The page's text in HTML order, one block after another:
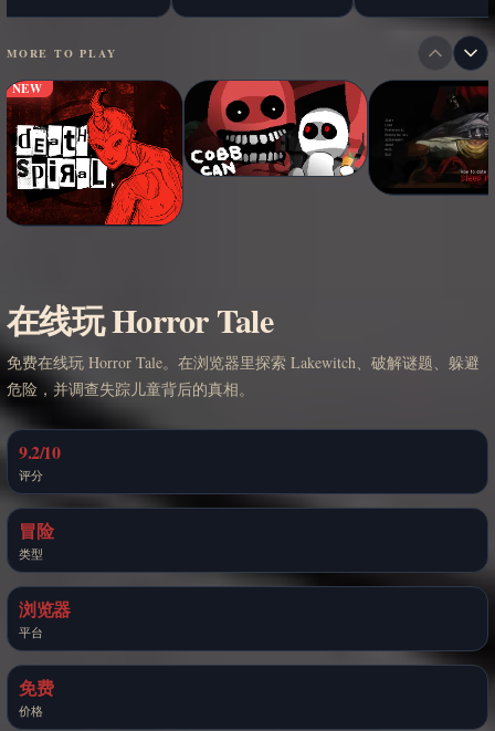
MORE TO PLAY
NEW
在线玩 Horror Tale
免费在线玩 Horror Tale。在浏览器里探索 Lakewitch、破解谜题、躲避
危险，并调查失踪儿童背后的真相。
9.2/10
评分
冒险
类型
浏览器
平台
免费
价格